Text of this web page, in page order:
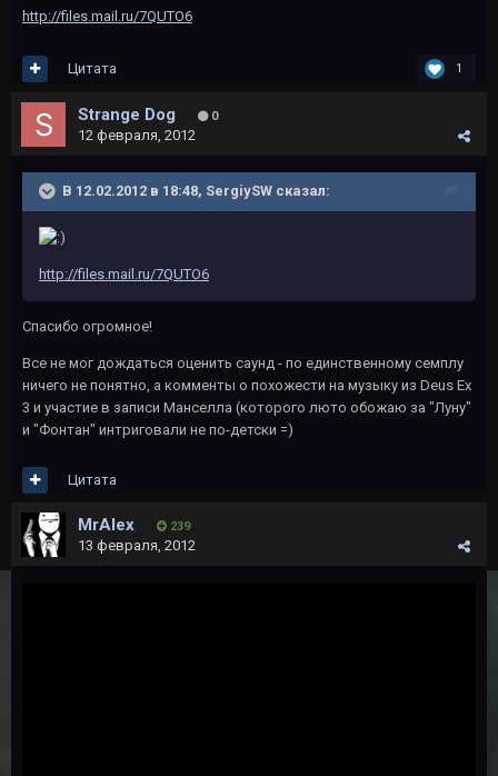
http://files.mail.ru/7QUTO6
1
Цитата
Strange Dog 0
12 февраля, 2012
В 12.02.2012 в 18:48, SergiySW сказал:
http://files.mail.ru/7QUTO6
Спасибо огромное!
Все не мог дождаться оценить саунд - по единственному семплу
ничего не понятно, а комменты о похожести на музыку из Deus Ex
3 и участие в записи Манселла (которого люто обожаю за "Луну"
и "Фонтан" интриговали не по-детски =)
Цитата
MrAlex 239
13 февраля, 2012